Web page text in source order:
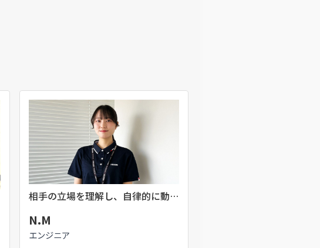
相手の立場を理解し、自律的に動く
N.M
エンジニア